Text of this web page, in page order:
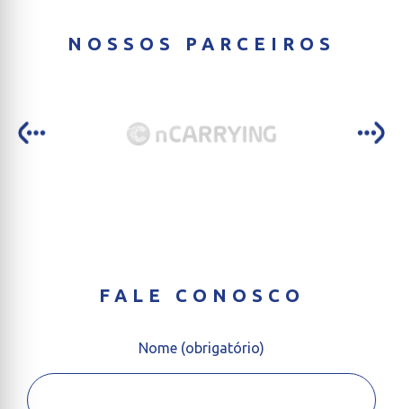
NOSSOS PARCEIROS
FALE CONOSCO
Nome (obrigatório)